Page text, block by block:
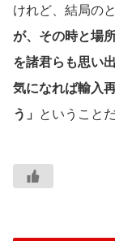
けれど、結局のと
が、その時と場
を諸君らも思い
気になれば輸入
う」
ということだ